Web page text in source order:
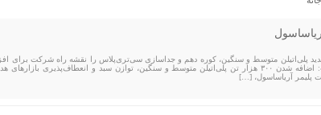
پلی‌اتیلن متوسط و سنگین، کوره دهم و جداسازی سی‌تری‌پلاس را نقشه راه شرکت برای
ظرفیت و پایداری سودآوری دانست و گفت: اضافه شدن ۳۰۰ هزار تن پلی‌اتیلن متوسط و سنگین، توازن سبد و انعطاف‌پذیری
پلیمر آریاساسول، […]